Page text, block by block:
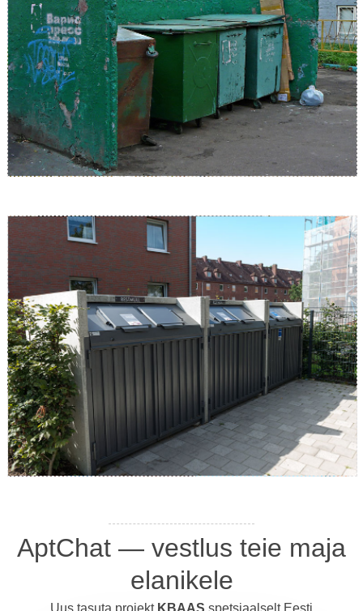
AptChat — vestlus teie maja
elanikele
Uus tasuta projekt KBAAS spetsiaalselt Eesti